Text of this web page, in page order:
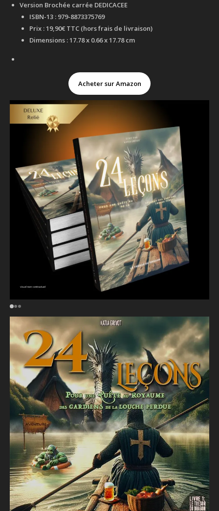
Version Brochée carrée DEDICACEE
ISBN-13 : 979-8873375769
Prix : 19,90€ TTC (hors frais de livraison)
Dimensions : 17.78 x 0.66 x 17.78 cm
Acheter sur Amazon